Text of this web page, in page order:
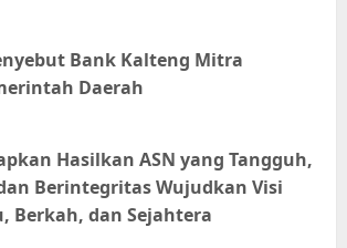
Bank Kalteng Mitra
Daerah
Hasilkan ASN yang Tangguh,
Berintegritas Wujudkan Visi
Berkah, dan Sejahtera